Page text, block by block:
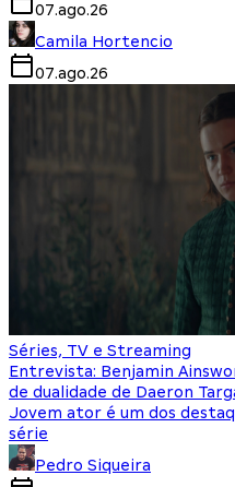
07.ago.26
Camila Hortencio
07.ago.26
Séries, TV e Streaming
Entrevista: Benjamin
de dualidade de Daeron
Jovem ator é um dos
série
Pedro Siqueira